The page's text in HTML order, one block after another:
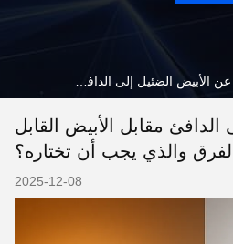
الدافئ مقابل الأبيض القابل
والذي يجب أن تختاره؟
2025-12-08